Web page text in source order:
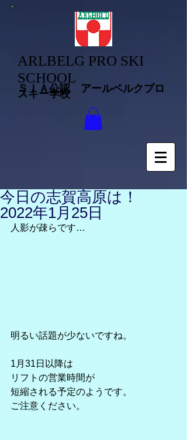
ARLBELG PRO SKI
SCHOOL
ＳＩＡ公認 アールベルクプロ
スキー学校
今日の志賀高原は！
2022年1月25日
人影が疎らです…
明るい話題が少ないですね。
1月31日以降は
リフトの営業時間が
短縮される予定のようです。
ご注意ください。